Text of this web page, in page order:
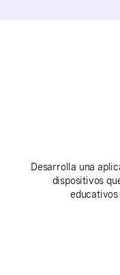
Desarrolla una
dispositivos